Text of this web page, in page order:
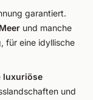
garantiert.
und manche
für eine idyllische
luxuriöse
und